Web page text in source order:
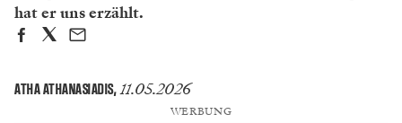
hat er uns erzählt.
ATHA ATHANASIADIS, 11.05.2026
WERBUNG